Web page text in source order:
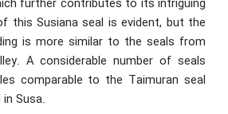
further contributes to its intriguing
this Susiana seal is evident, but the
is more similar to the seals from
A considerable number of seals
comparable to the Taimuran seal
Susa.